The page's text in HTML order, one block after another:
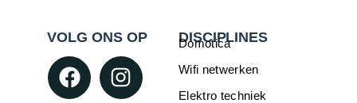
VOLG ONS OP DISCIPLINES
Domotica
Wifi netwerken
Elektro techniek